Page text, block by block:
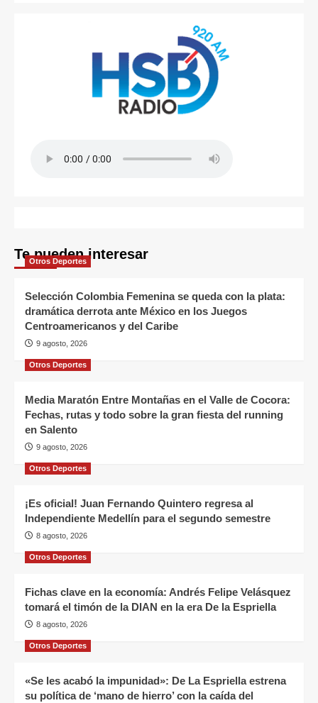
Te pueden interesar
Otros Deportes
Selección Colombia Femenina se queda con la plata:
dramática derrota ante México en los Juegos
Centroamericanos y del Caribe
9 agosto, 2026
Otros Deportes
Media Maratón Entre Montañas en el Valle de Cocora:
Fechas, rutas y todo sobre la gran fiesta del running
en Salento
9 agosto, 2026
Otros Deportes
¡Es oficial! Juan Fernando Quintero regresa al
Independiente Medellín para el segundo semestre
8 agosto, 2026
Otros Deportes
Fichas clave en la economía: Andrés Felipe Velásquez
tomará el timón de la DIAN en la era De la Espriella
8 agosto, 2026
Otros Deportes
«Se les acabó la impunidad»: De La Espriella estrena
su política de ‘mano de hierro’ con la caída del